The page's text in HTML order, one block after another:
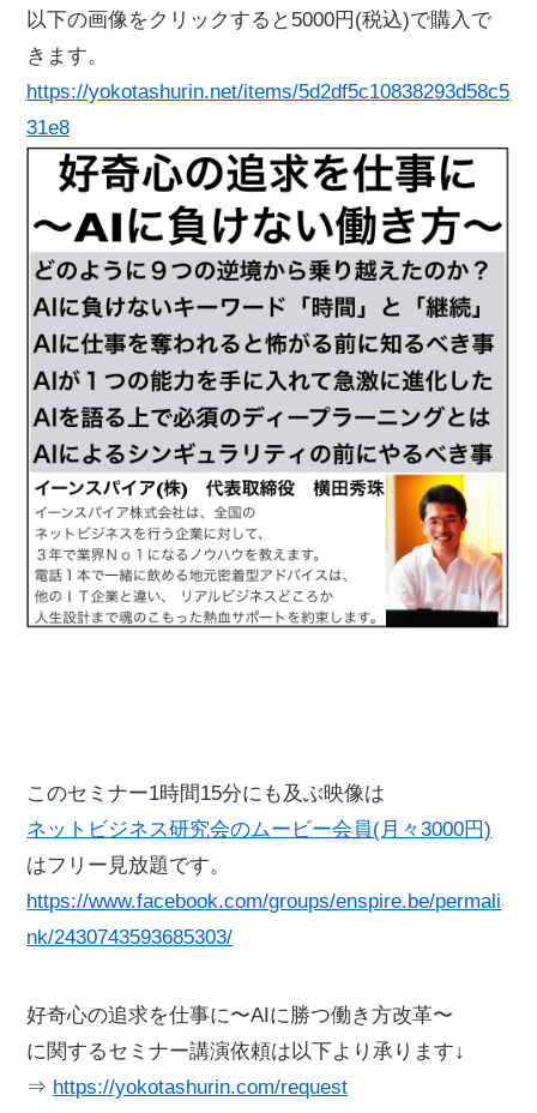
以下の画像をクリックすると5000円(税込)で購入で
きます。
https://yokotashurin.net/items/5d2df5c10838293d58c5
31e8
このセミナー1時間15分にも及ぶ映像は
ネットビジネス研究会のムービー会員(月々3000円)
はフリー見放題です。
https://www.facebook.com/groups/enspire.be/permali
nk/2430743593685303/
好奇心の追求を仕事に〜AIに勝つ働き方改革〜
に関するセミナー講演依頼は以下より承ります↓
⇒ https://yokotashurin.com/request